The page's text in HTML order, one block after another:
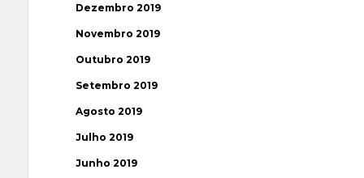
Dezembro 2019
Novembro 2019
Outubro 2019
Setembro 2019
Agosto 2019
Julho 2019
Junho 2019